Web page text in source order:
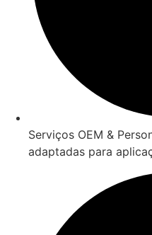
Serviços OEM &
adaptadas para